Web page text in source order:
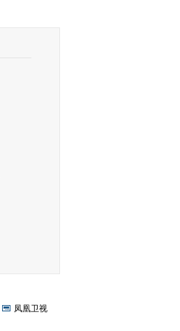
凤凰卫视